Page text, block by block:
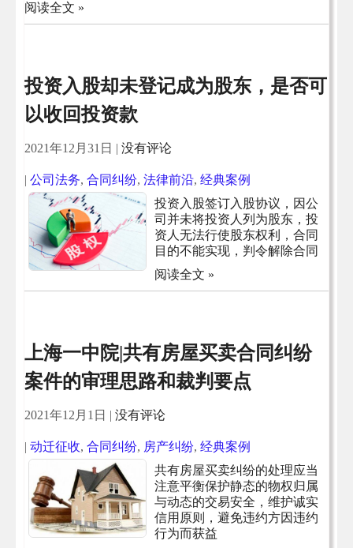
阅读全文 »
投资入股却未登记成为股东，是否可
以收回投资款
2021年12月31日 | 没有评论
| 公司法务, 合同纠纷, 法律前沿, 经典案例
投资入股签订入股协议，因公
司并未将投资人列为股东，投
资人无法行使股东权利，合同
目的不能实现，判令解除合同
阅读全文 »
上海一中院|共有房屋买卖合同纠纷
案件的审理思路和裁判要点
2021年12月1日 | 没有评论
| 动迁征收, 合同纠纷, 房产纠纷, 经典案例
共有房屋买卖纠纷的处理应当
注意平衡保护静态的物权归属
与动态的交易安全，维护诚实
信用原则，避免违约方因违约
行为而获益